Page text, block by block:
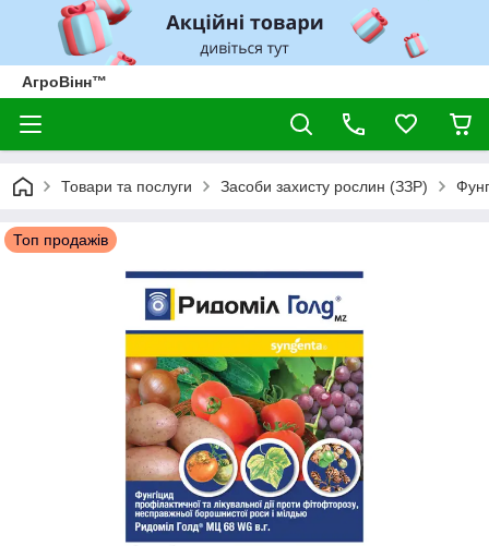
АгроВінн™
Товари та послуги Засоби захисту рослин (ЗЗР)
Топ продажів